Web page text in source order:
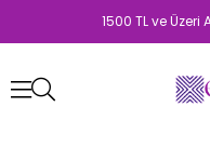
1500 TL ve Üzeri